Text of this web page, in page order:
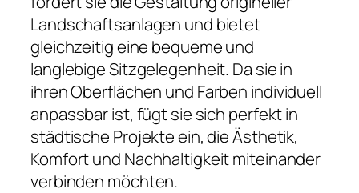
Landschaftsanlagen und bietet
gleichzeitig eine bequeme und
langlebige Sitzgelegenheit. Da sie in
ihren Oberflächen und Farben individuell
anpassbar ist, fügt sie sich perfekt in
städtische Projekte ein, die Ästhetik,
Komfort und Nachhaltigkeit miteinander
verbinden möchten.